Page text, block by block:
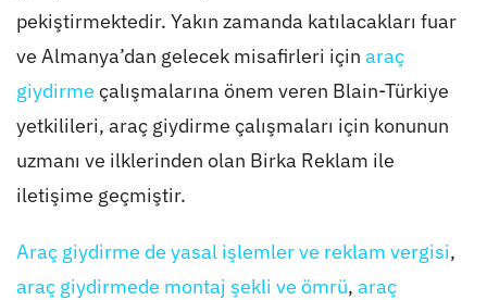
pekiştirmektedir. Yakın zamanda katılacakları fuar
ve Almanya’dan gelecek misafirleri için araç
giydirme çalışmalarına önem veren Blain-Türkiye
yetkilileri, araç giydirme çalışmaları için konunun
uzmanı ve ilklerinden olan Birka Reklam ile
iletişime geçmiştir.
Araç giydirme de yasal işlemler ve reklam vergisi,
araç giydirmede montaj şekli ve ömrü, araç